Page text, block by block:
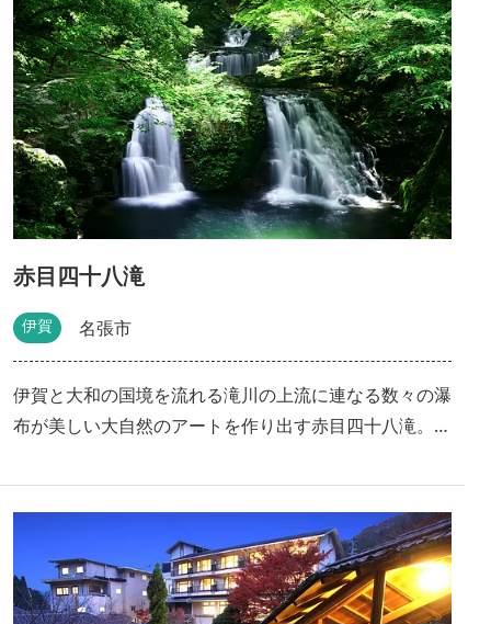
たり、本格的な忍者修行アトラクションが楽しめます。
本物手裏剣のリアル体験に加え、眼前に迫る手裏剣をよ
けて身を守るド迫力の最新VRが実現する手裏剣修行、
夏季限定清流を渡る水ぐも修行など大人でも難しい修行
の数々！ 伊賀忍者の祖・百地丹波が修行した赤目の滝
で、伊賀流赤目忍術を体験ができます。大自然の中での
忍者修行体験に参加して、秘伝の書を手に入れよう！ <
忍者修行体験のご予約はコチラから！>
赤目四十八滝
伊賀 名張市
伊賀と大和の国境を流れる滝川の上流に連なる数々の瀑
布が美しい大自然のアートを作り出す赤目四十八滝。室
ロにも及びます。 赤目の神秘的な自然は、平成の名水
百選、日本の滝百選、森林浴の森百選、そして遊歩百選
にも選ばれ、その渓谷に織り成す樹木、渓流、滝などの
奏でる優雅な色彩と音のハーモニーが自然をより楽しま
せてくれます。自然の空気を全身に感じながら、散策を